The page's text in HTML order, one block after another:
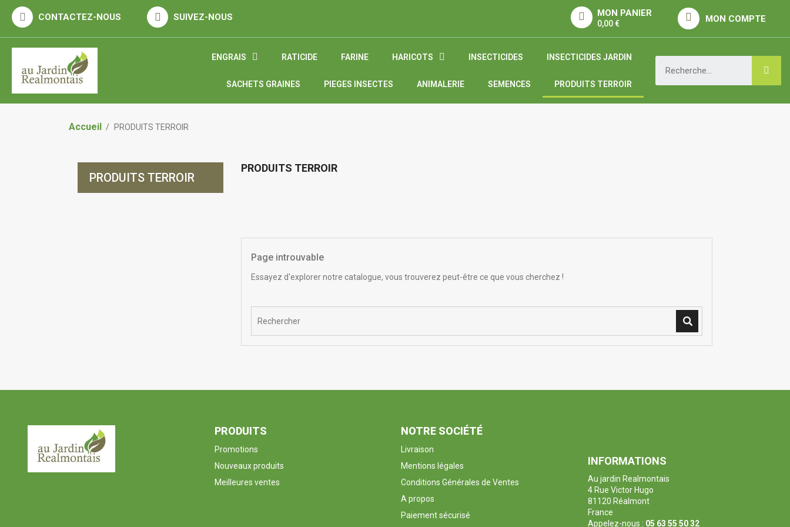
MON PANIER
0,00 € MON COMPTE
ENGRAIS RATICIDE FARINE HARICOTS INSECTICIDES INSECTICIDES JARDIN
SACHETS GRAINES PIEGES INSECTES ANIMALERIE SEMENCES PRODUITS TERROIR
Accueil PRODUITS TERROIR
PRODUITS TERROIR
PRODUITS TERROIR
Page introuvable
Essayez d'explorer notre catalogue, vous trouverez peut-être ce que vous cherchez !
PRODUITS
Promotions
Nouveaux produits
Meilleures ventes
NOTRE SOCIÉTÉ
Livraison
Mentions légales
Conditions Générales de Ventes
A propos
Paiement sécurisé
INFORMATIONS
Au jardin Realmontais
4 Rue Victor Hugo
81120 Réalmont
France
Appelez-nous : 05 63 55 50 32